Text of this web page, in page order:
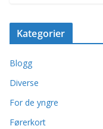
Kategorier
Blogg
Diverse
For de yngre
Førerkort